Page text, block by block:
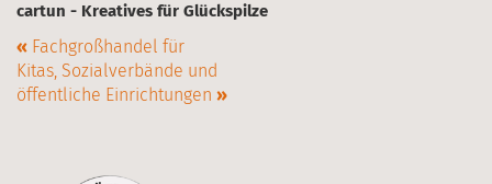
cartun - Kreatives für Glückspilze
« Fachgroßhandel für
Kitas, Sozialverbände und
öffentliche Einrichtungen »